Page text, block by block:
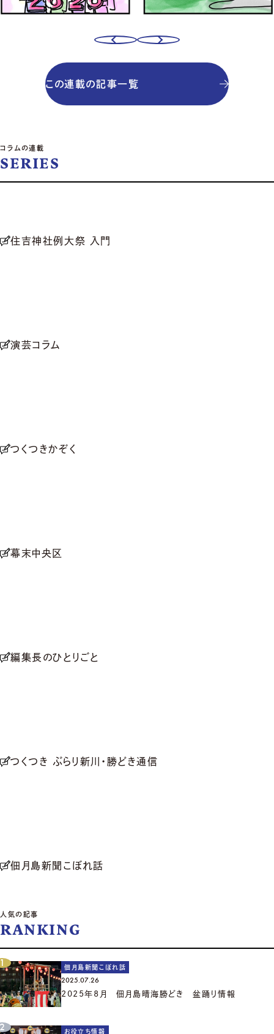
この連載の記事一覧
コラムの連載
SERIES
住吉神社例大祭 入門
演芸コラム
つくつきかぞく
幕末中央区
編集長のひとりごと
つくつき ぶらり新川・勝どき通信
佃月島新聞こぼれ話
人気の記事
RANKING
佃月島新聞こぼれ話
2025.07.26
2025年8月 佃月島晴海勝どき 盆踊り情報
お役立ち情報